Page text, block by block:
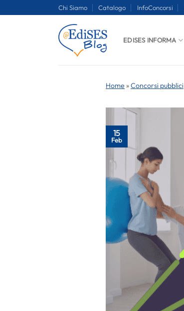
Chi Siamo Catalogo InfoConcorsi
EDISES INFORMA
Home »Concorsi pubblici
15
Feb